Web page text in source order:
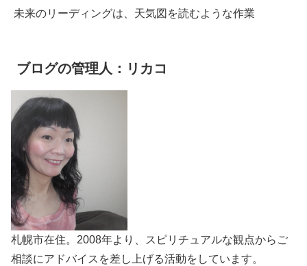
未来のリーディングは、天気図を読むような作業
ブログの管理人：リカコ
札幌市在住。2008年より、スピリチュアルな観点からご
相談にアドバイスを差し上げる活動をしています。